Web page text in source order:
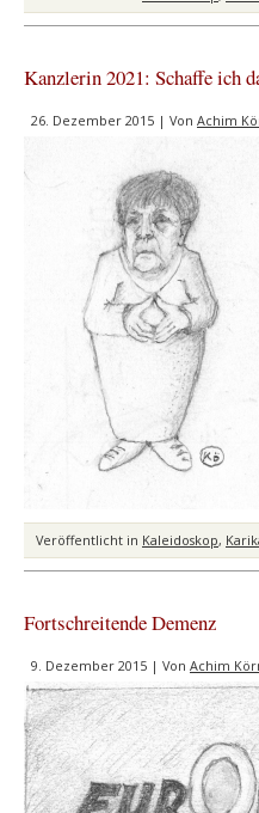
Kanzlerin 2021: Schaffe ich
26. Dezember 2015 | Von Achim
Veröffentlicht in Kaleidoskop,
Fortschreitende Demenz
9. Dezember 2015 | Von Achim